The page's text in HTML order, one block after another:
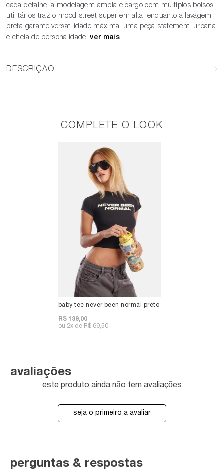
cada detalhe. a modelagem ampla e cargo com múltiplos bolsos
utilitários traz o mood street super em alta, enquanto a lavagem
preta garante versatilidade máxima. uma peça statement, urbana
e cheia de personalidade.
DESCRIÇÃO
COMPLETE O LOOK
baby tee never been normal preto
R$ 139,00
2x R$ 69,50
avaliações
este produto ainda não tem avaliações
seja o primeiro a avaliar
perguntas & respostas